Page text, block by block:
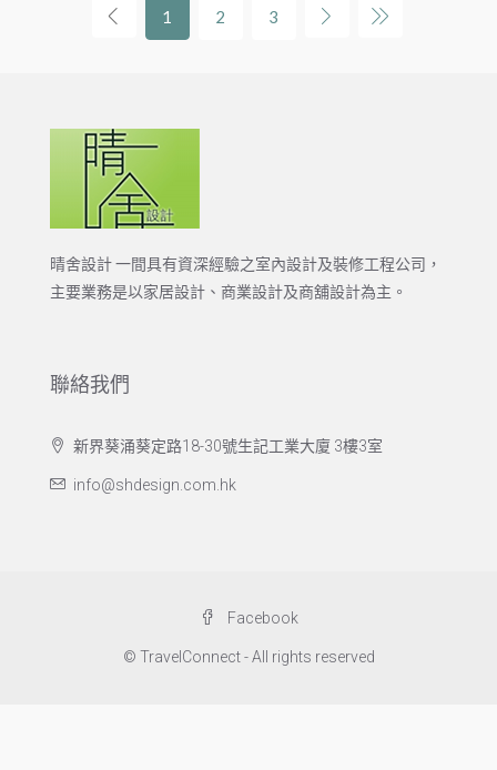
1 2 3
晴舍設計 一間具有資深經驗之室內設計及裝修工程公司，
主要業務是以家居設計、商業設計及商舖設計為主。
聯絡我們
新界葵涌葵定路18-30號生記工業大廈 3樓3室
info@shdesign.com.hk
Facebook
© TravelConnect - All rights reserved